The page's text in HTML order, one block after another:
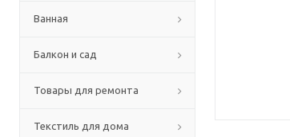
Ванная
Балкон и сад
Товары для ремонта
Текстиль для дома